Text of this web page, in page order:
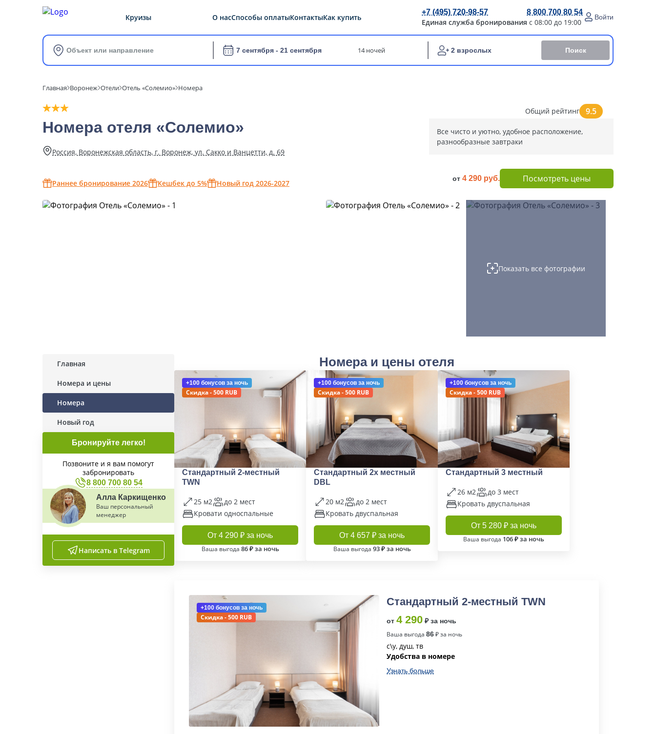
Круизы О насСпособы оплатыКонтактыКак купить
+7 (495) 720-98-57 8 800 700 80 54
Единая служба бронирования с 08:00 до 19:00
Войти
Объект или направление 7 сентября - 21 сентября 14 ночей 2 взрослых Поиск
Главная Воронеж Отели Отель «Солемио» Номера
Номера отеля «Солемио»
Россия, Воронежская область, г. Воронеж, ул. Сакко и Ванцетти, д. 69
Раннее бронирование 2026 Кешбек до 5% Новый год 2026-2027
Общий рейтинг 9.5
Все чисто и уютно, удобное расположение,
разнообразные завтраки
от 4 290 руб. Посмотреть цены
Показать все фотографии
Главная
Номера и цены
Номера
Новый год
Бронируйте легко!
Позвоните и я вам помогут
забронировать
8 800 700 80 54
Алла Каркищенко
Ваш персональный
менеджер
Написать в Telegram
Номера и цены отеля
+100 бонусов за ночь
Скидка - 500 RUB
Стандартный 2-местный
TWN
25 м2
до 2 мест
Кровати односпальные
От 4 290 ₽ за ночь
Ваша выгода 86 ₽ за ночь
+100 бонусов за ночь
Скидка - 500 RUB
Стандартный 2х местный
DBL
20 м2
до 2 мест
Кровать двуспальная
От 4 657 ₽ за ночь
Ваша выгода 93 ₽ за ночь
+100 бонусов за ночь
Скидка - 500 RUB
Стандартный 3 местный
26 м2
до 3 мест
Кровать двуспальная
От 5 280 ₽ за ночь
Ваша выгода 106 ₽ за ночь
+100 бонусов за ночь
Скидка - 500 RUB
Стандартный 2-местный TWN
от 4 290 ₽ за ночь
Ваша выгода 86₽ за ночь
с\у, душ, тв
Удобства в номере
Узнать больше